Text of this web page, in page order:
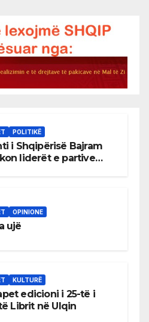
POLITIKË
i Shqipërisë Bajram
liderët e partive
OPINIONE
ujë
KULTURË
edicioni i 25-të i
Librit në Ulqin